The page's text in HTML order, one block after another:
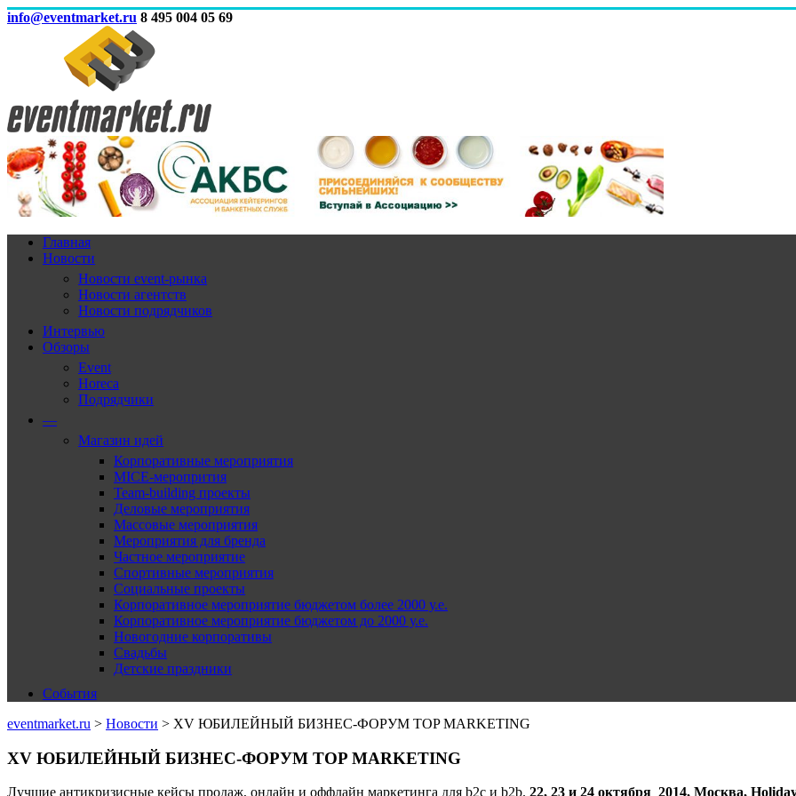
info@eventmarket.ru 8 495 004 05 69
Главная
Новости
Новости event-рынка
Новости агентств
Новости подрядчиков
Интервью
Обзоры
Event
Horeca
Подрядчики
—
Магазин идей
Корпоративные мероприятия
MICE-меропрития
Team-building проекты
Деловые мероприятия
Массовые мероприятия
Мероприятия для бренда
Частное мероприятие
Спортивные мероприятия
Социальные проекты
Корпоративное мероприятие бюджетом более 2000 у.е.
Корпоративное мероприятие бюджетом до 2000 у.е.
Новогодние корпоративы
Свадьбы
Детские праздники
События
eventmarket.ru > Новости > XV ЮБИЛЕЙНЫЙ БИЗНЕС-ФОРУМ TOP MARKETING
XV ЮБИЛЕЙНЫЙ БИЗНЕС-ФОРУМ TOP MARKETING
Лучшие антикризисные кейсы продаж, онлайн и оффлайн маркетинга для b2c и b2b. 22, 23 и 24 октября 2014, Москва,